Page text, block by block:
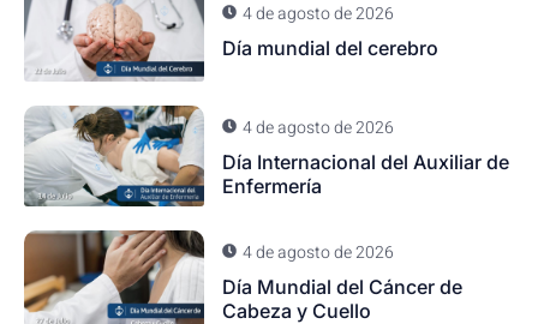
4 de agosto de 2026
Día mundial del cerebro
4 de agosto de 2026
Día Internacional del Auxiliar de
Enfermería
4 de agosto de 2026
Día Mundial del Cáncer de
Cabeza y Cuello